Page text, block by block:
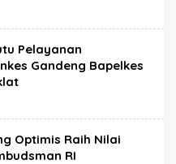
Pelayanan
Gandeng Bapelkes
Optimis Raih Nilai
RI